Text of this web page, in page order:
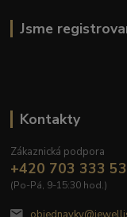
Jsme
Kontakty
Zákaznická podpora
+420 703 333
(Po-Pá, 9-15:30 hod.)